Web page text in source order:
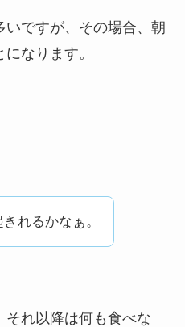
ですが、その場合、朝
なります。
れるかなぁ。
それ以降は何も食べな